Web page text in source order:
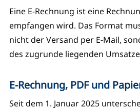
Eine E-Rechnung ist eine
empfangen wird. Das Format
nicht der Versand per E-Mail,
des zugrunde liegenden
E-Rechnung, PDF und
Seit dem 1. Januar 2025